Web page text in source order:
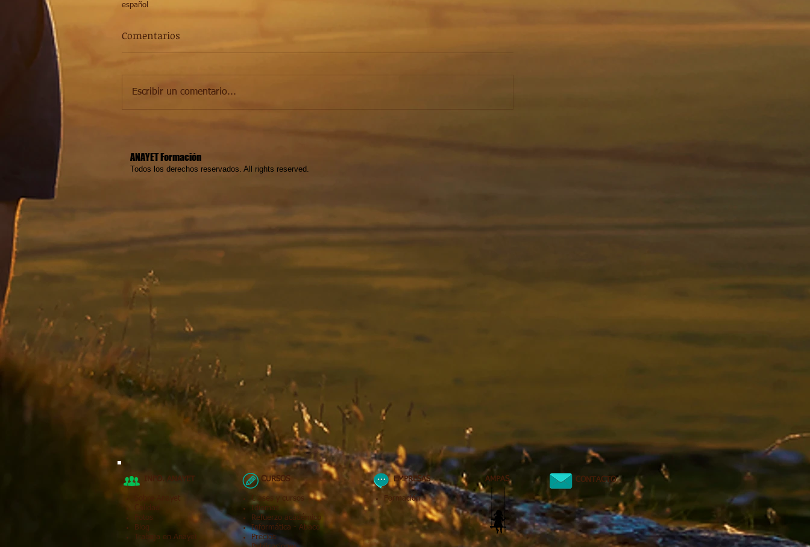
español
Comentarios
Escribir un comentario...
ANAYET Formación
Todos los derechos reservados. All rights reserved.
INFO. ANAYET
Sobre Anayet
Fotos
Blog
Trabaja en Anayet
CURSOS
Clases y cursos
Idiomas
Refuerzo académico
Informática - Abaco
Precios
EMPRESAS
Formación
AMPAS CONTACTO